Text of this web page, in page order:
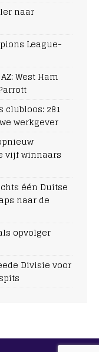
naar
League-
West Ham
281
werkgever
vijf winnaars
één Duitse
naar de
opvolger
Divisie voor